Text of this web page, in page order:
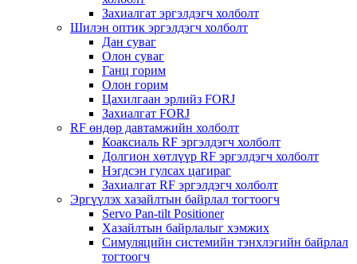
Захиалгат эргэлдэгч холболт
Шилэн оптик эргэлдэгч холболт
Дан суваг
Олон суваг
Ганц горим
Олон горим
Цахилгаан эрлийз FORJ
Захиалгат FORJ
RF өндөр давтамжийн холболт
Коаксиаль RF эргэлдэгч холболт
Долгион хөтлүүр RF эргэлдэгч холболт
Нэгдсэн гулсах цагираг
Захиалгат RF эргэлдэгч холболт
Эргүүлэх хазайлтын байрлал тогтоогч
Servo Pan-tilt Positioner
Хазайлтын байрлалыг хэмжих
Симуляцийн системийн тэнхлэгийн байрлал
тогтоогч